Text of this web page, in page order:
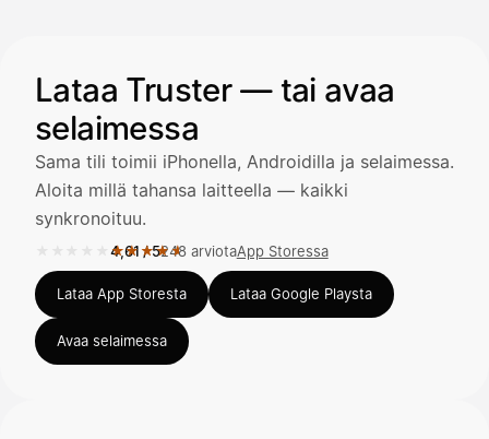
Kirjoita viesti…
Lataa Truster — tai avaa
selaimessa
Sama tili toimii iPhonella, Androidilla ja selaimessa.
Aloita millä tahansa laitteella — kaikki
synkronoituu.
★★★★★
Arvosana 4,61 / 5 App Storessa, 248 arviota.
4,61/5248 arviotaApp Storessa
Lataa App Storesta Lataa Google Playsta
Avaa selaimessa